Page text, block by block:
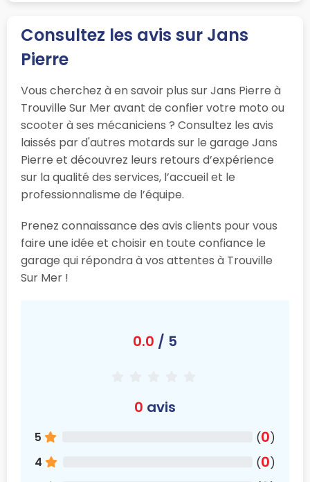
Consultez les avis sur Jans
Pierre
Vous cherchez à en savoir plus sur Jans Pierre à
Trouville Sur Mer avant de confier votre moto ou
scooter à ses mécaniciens ? Consultez les avis
laissés par d'autres motards sur le garage Jans
Pierre et découvrez leurs retours d’expérience
sur la qualité des services, l’accueil et le
professionnalisme de l’équipe.
Prenez connaissance des avis clients pour vous
faire une idée et choisir en toute confiance le
garage qui répondra à vos attentes à Trouville
Sur Mer !
0.0 / 5
0 avis
5 (0)
4
(0)